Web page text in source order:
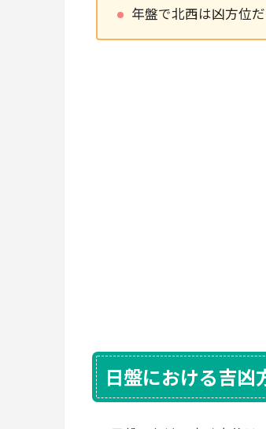
年盤で北西は凶方位
日盤における吉凶